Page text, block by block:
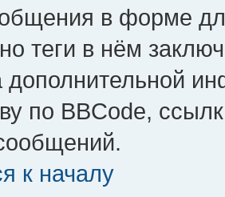
в форме
теги в нём
дополнительной
по BBCode,
к началу